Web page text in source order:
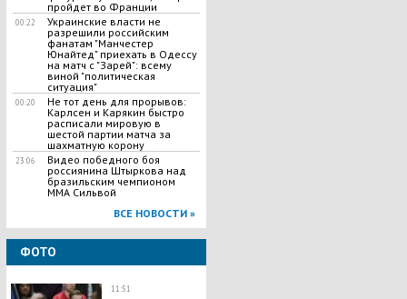
пройдет во Франции
00:22
Украинские власти не
разрешили российским
фанатам "Манчестер
Юнайтед" приехать в Одессу
на матч с "Зарей": всему
виной "политическая
ситуация"
00:20
Не тот день для прорывов:
Карлсен и Карякин быстро
расписали мировую в
шестой партии матча за
шахматную корону
23:06
Видео победного боя
россиянина Штыркова над
бразильским чемпионом
ММА Сильвой
ВСЕ НОВОСТИ »
ФОТО
11:51